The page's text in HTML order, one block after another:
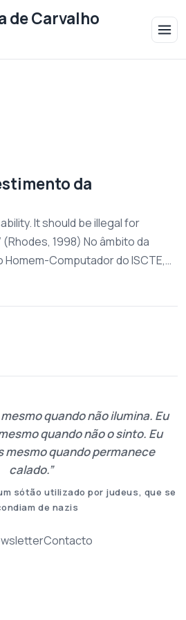
de Carvalho
da
It should be illegal for
1998) No âmbito da
Computador do ISCTE,…
quando não ilumina. Eu
quando não o sinto. Eu
mesmo quando permanece
calado.
sótão utilizado por judeus, que se
de nazis
Contacto